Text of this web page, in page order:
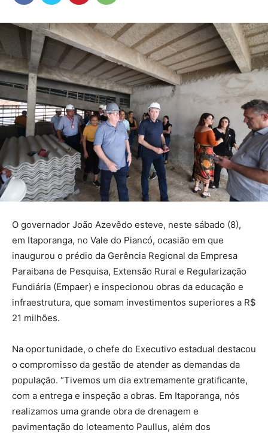
O governador João Azevêdo esteve, neste sábado (8),
em Itaporanga, no Vale do Piancó, ocasião em que
inaugurou o prédio da Gerência Regional da Empresa
Paraibana de Pesquisa, Extensão Rural e Regularização
Fundiária (Empaer) e inspecionou obras da educação e
infraestrutura, que somam investimentos superiores a R$
21 milhões.
Na oportunidade, o chefe do Executivo estadual destacou
o compromisso da gestão de atender as demandas da
população. “Tivemos um dia extremamente gratificante,
com a entrega e inspeção a obras. Em Itaporanga, nós
realizamos uma grande obra de drenagem e
pavimentação do loteamento Paullus, além dos